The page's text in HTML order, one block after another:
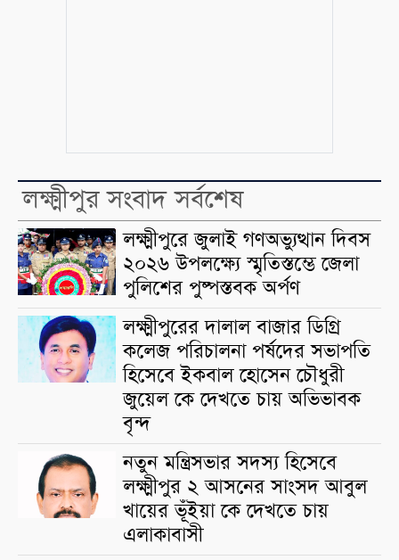
লক্ষ্মীপুর সংবাদ সর্বশেষ
লক্ষ্মীপুরে জুলাই গণঅভ্যুত্থান দিবস
২০২৬ উপলক্ষ্যে স্মৃতিস্তম্ভে জেলা
পুলিশের পুষ্পস্তবক অর্পণ
লক্ষ্মীপুরের দালাল বাজার ডিগ্রি
কলেজ পরিচালনা পর্ষদের সভাপতি
হিসেবে ইকবাল হোসেন চৌধুরী
জুয়েল কে দেখতে চায় অভিভাবক
বৃন্দ
নতুন মন্ত্রিসভার সদস্য হিসেবে
লক্ষ্মীপুর ২ আসনের সাংসদ আবুল
খায়ের ভূঁইয়া কে দেখতে চায়
এলাকাবাসী